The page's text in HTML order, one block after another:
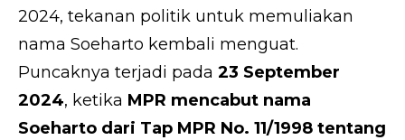
2024, tekanan politik untuk memuliakan
nama Soeharto kembali menguat.
Puncaknya terjadi pada 23 September
2024, ketika MPR mencabut nama
Soeharto dari Tap MPR No. 11/1998 tentang